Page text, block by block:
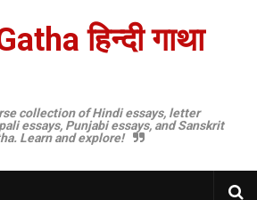
हिन्दी गाथा
collection of Hindi essays, letter
essays, Punjabi essays, and Sanskrit
Learn and explore!